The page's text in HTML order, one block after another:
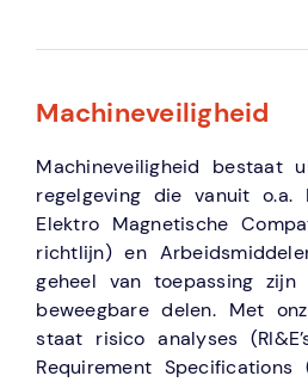
Machineveiligheid
Machineveiligheid bestaat
regelgeving die vanuit o.a.
Elektro Magnetische
richtlijn) en
geheel van toepassing
beweegbare delen. Met
staat risico analyses
Requirement Specifications